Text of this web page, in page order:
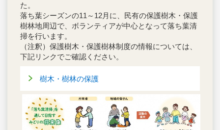
た。
落ち葉シーズンの11～12月に、民有の保護樹木・保護
樹林地周辺で、ボランティアが中心となって落ち葉清
掃を行います。
（注釈）保護樹木・保護樹林制度の情報については、
下記リンクでご確認ください。
樹木・樹林の保護